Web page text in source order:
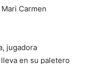
Carmen
jugadora
en su paletero